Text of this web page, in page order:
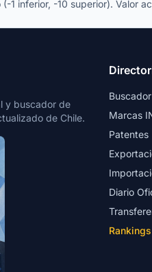
1 inferior, -10 superior). Valor
y buscador de
de Chile.
Marcas
Patentes
Diario